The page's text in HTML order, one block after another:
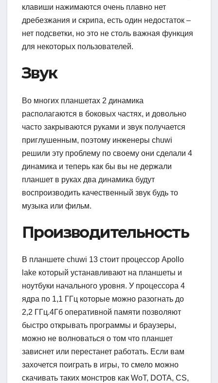
клавиши нажимаются очень плавно нет
дребезжания и скрипа, есть один недостаток –
нет подсветки, но это не столь важная функция
для некоторых пользователей.
Звук
Во многих планшетах 2 динамика
располагаются в боковых частях, и довольно
часто закрываются руками и звук получается
приглушенным, поэтому инженеры chuwi
решили эту проблему по своему они сделали 4
динамика и теперь как бы вы не держали
планшет в руках два динамика будут
воспроизводить качественный звук будь то
музыка или фильм.
Производительность
В планшете chuwi 13 стоит процессор Apollo
lake который устанавливают на планшеты и
ноутбуки начального уровня. У процессора 4
ядра по 1,1 ГГц которые можно разогнать до
2,2 ГГц.4Гб оперативной памяти позволяют
быстро открывать программы и браузеры,
можно не волноваться о том что планшет
зависнет или перестанет работать. Если вам
захочется поиграть в игры, то смело можно
скачивать таких монстров как WoT, DOTA, CS,